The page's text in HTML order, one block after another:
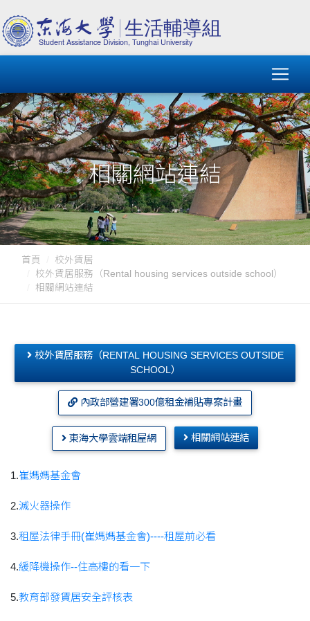
相關網站連結
首頁
校外賃居
校外賃居服務（Rental housing services outside school）
相關網站連結
校外賃居服務（RENTAL HOUSING SERVICES OUTSIDE
SCHOOL）
內政部營建署300億租金補貼專案計畫
東海大學雲端租屋網 相關網站連結
1.崔媽媽基金會
2.滅火器操作
3.租屋法律手冊(崔媽媽基金會)----租屋前必看
4.緩降機操作--住高樓的看一下
5.教育部發賃居安全評核表